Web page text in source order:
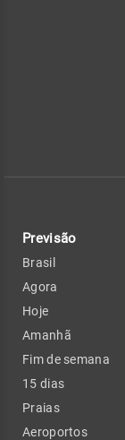
Previsão
Brasil
Agora
Hoje
Amanhã
Fim de semana
15 dias
Praias
Aeroportos